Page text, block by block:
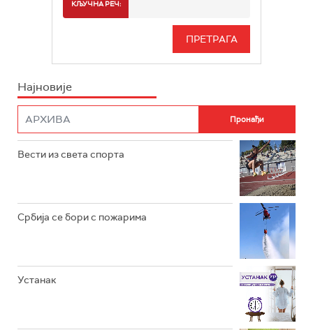
РАДИО БЕОГРАД 3
РАДИО РОКЕНРОЛЕР
РАДИО ЏЕЗЕР
ИНФО
КЉУЧНА РЕЧ:
Најновије
Вести из света спорта
Србија се бори с пожарима
Устанак